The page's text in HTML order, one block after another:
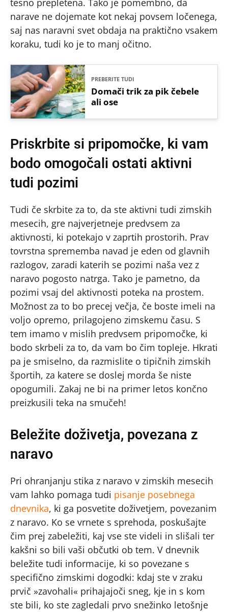
tesno prepletena. Tako je pomembno, da
narave ne dojemate kot nekaj povsem ločenega,
saj nas naravni svet obdaja na praktično vsakem
koraku, tudi ko je to manj očitno.
PREBERITE TUDI
Domači trik za pik čebele
ali ose
Priskrbite si pripomočke, ki vam
bodo omogočali ostati aktivni
tudi pozimi
Tudi če skrbite za to, da ste aktivni tudi zimskih
mesecih, gre najverjetneje predvsem za
aktivnosti, ki potekajo v zaprtih prostorih. Prav
tovrstna sprememba navad je eden od glavnih
razlogov, zaradi katerih se pozimi naša vez z
naravo pogosto natrga. Tako je pametno, da
pozimi vsaj del aktivnosti poteka na prostem.
Možnost za to bo precej večja, če boste imeli na
voljo opremo, prilagojeno zimskemu času. S
tem imamo v mislih predvsem pripomočke, ki
bodo skrbeli za to, da vam bo čim topleje. Hkrati
pa je smiselno, da razmislite o tipičnih zimskih
športih, za katere se doslej morda še niste
opogumili. Zakaj ne bi na primer letos končno
preizkusili teka na smučeh!
Beležite doživetja, povezana z
naravo
Pri ohranjanju stika z naravo v zimskih mesecih
vam lahko pomaga tudi pisanje posebnega
dnevnika, ki ga posvetite doživetjem, povezanim
z naravo. Ko se vrnete s sprehoda, poskušajte
čim prej zabeležiti, kaj vse ste videli in slišali ter
kakšni so bili vaši občutki ob tem. V dnevnik
beležite tudi informacije, ki so povezane s
specifično zimskimi dogodki: kdaj ste v zraku
prvič »zavohali« prihajajoči sneg, kje in s kom
ste bili, ko ste zagledali prvo snežinko letošnje